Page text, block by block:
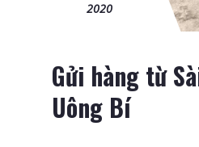
2020
Gửi hàng từ
Uông Bí